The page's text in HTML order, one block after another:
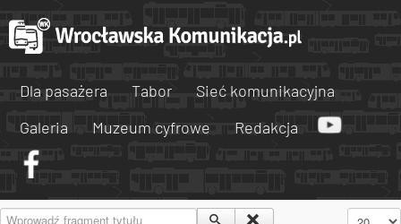
Dla pasażera Tabor
Sieć komunikacyjna
Galeria
Muzeum cyfrowe Redakcja
Wprowadź fragment tytułu Pokaż #